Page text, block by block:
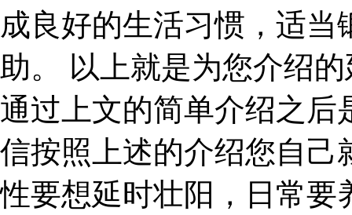
成良好的生活习惯，适
助。 以上就是为您介绍
通过上文的简单介绍之后
信按照上述的介绍您自己
性要想延时壮阳，日常要